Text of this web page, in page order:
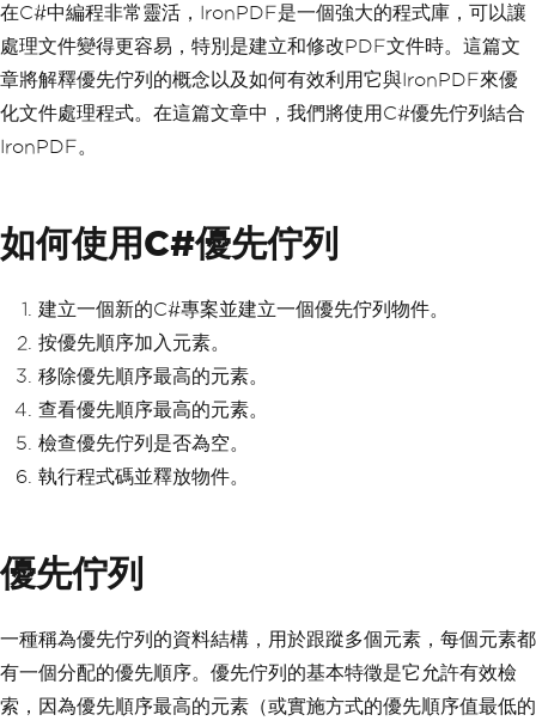
在C#中編程非常靈活，IronPDF是一個強大的程式庫，可以讓
處理文件變得更容易，特別是建立和修改PDF文件時。這篇文
章將解釋優先佇列的概念以及如何有效利用它與IronPDF來優
化文件處理程式。在這篇文章中，我們將使用C#優先佇列結合
IronPDF。
如何使用C#優先佇列
建立一個新的C#專案並建立一個優先佇列物件。
按優先順序加入元素。
移除優先順序最高的元素。
查看優先順序最高的元素。
檢查優先佇列是否為空。
執行程式碼並釋放物件。
優先佇列
一種稱為優先佇列的資料結構，用於跟蹤多個元素，每個元素都
有一個分配的優先順序。優先佇列的基本特徵是它允許有效檢
索，因為優先順序最高的元素（或實施方式的優先順序值最低的